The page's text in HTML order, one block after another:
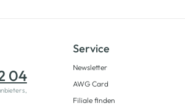
04
Service
Newsletter
AWG Card
Filiale finden